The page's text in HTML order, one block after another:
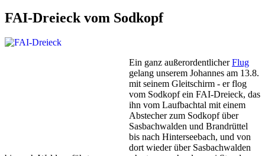
FAI-Dreieck vom Sodkopf
Ein ganz außerordentlicherFlug
gelang unserem Johannes am 13.8.
mit seinem Gleitschirm - er flog
vom Sodkopf ein FAI-Dreieck, das
ihn vom Laufbachtal mit einem
Abstecher zum Sodkopf über
Sasbachwalden und Brandrüttel
bis nach Hinterseebach, und von
dort wieder über Sasbachwalden